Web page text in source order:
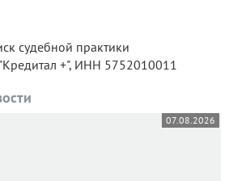
+", ИНН 5752010011
07.08.2026